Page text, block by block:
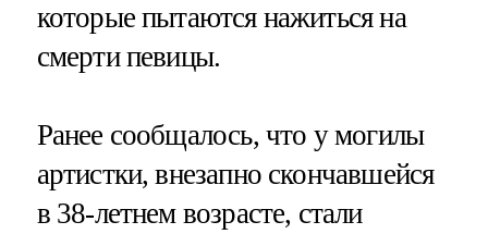
которые пытаются нажиться на
смерти певицы.
Ранее сообщалось, что у могилы
артистки, внезапно скончавшейся
в 38-летнем возрасте, стали